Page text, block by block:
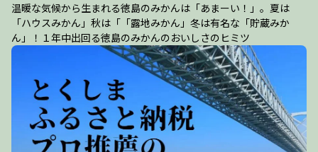
温暖な気候から生まれる徳島のみかんは「あまーい！」。夏は
「ハウスみかん」秋は「「露地みかん」冬は有名な「貯蔵みか
ん」！１年中出回る徳島のみかんのおいしさのヒミツ